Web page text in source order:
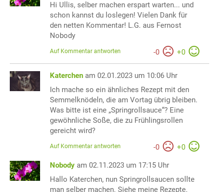
Hi Ullis, selber machen erspart warten... und
schon kannst du loslegen! Vielen Dank für
den netten Kommentar! L.G. aus Fernost
Nobody
-0 +0
Auf Kommentar antworten
Katerchen am 02.01.2023 um 10:06 Uhr
Ich mache so ein ähnliches Rezept mit den
Semmelknödeln, die am Vortag übrig bleiben.
Was bitte ist eine „Springrollsauce“? Eine
gewöhnliche Soße, die zu Frühlingsrollen
gereicht wird?
-0 +0
Auf Kommentar antworten
Nobody am 02.11.2023 um 17:15 Uhr
Hallo Katerchen, nun Springrollsaucen sollte
man selber machen. Siehe meine Rezepte.